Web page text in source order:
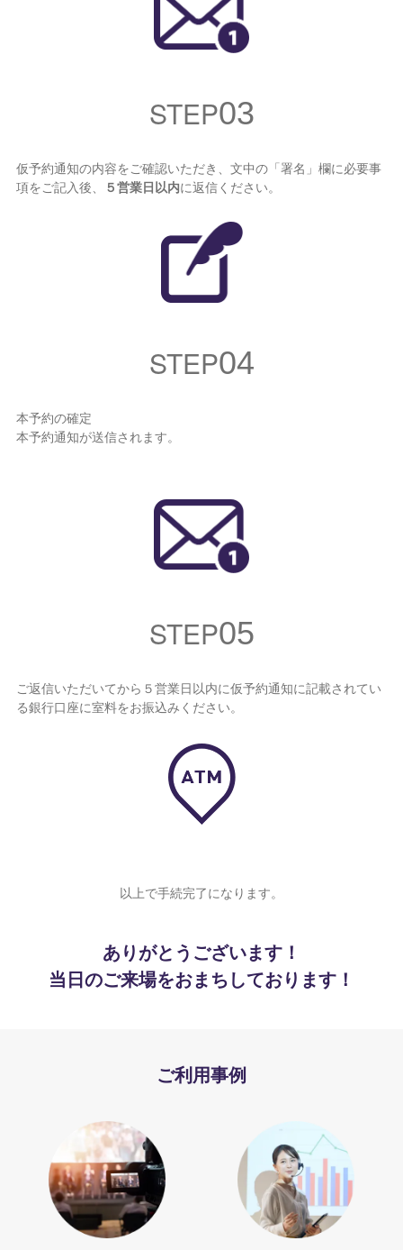
STEP03
仮予約通知の内容をご確認いただき、文中の「署名」欄に必要事
項をご記入後、
５営業日以内に返信ください。
STEP04
本予約の確定
本予約通知が送信されます。
STEP05
ご返信いただいてから５営業日以内に仮予約通知に記載されてい
る銀行口座に室料をお振込みください。
以上で手続完了になります。
ありがとうございます！
当日のご来場をおまちしております！
ご利用事例